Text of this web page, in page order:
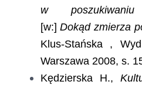
w poszukiwaniu
[w:]Dokąd zmierza
Klus-Stańska ,
Warszawa 2008, s.
Kędzierska H.,